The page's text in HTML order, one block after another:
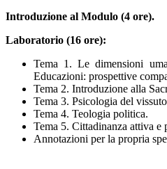
Introduzione al Modulo (4 ore).
Laboratorio (16 ore):
Tema 1. Le dimensioni
Educazioni: prospettive
Tema 2. Introduzione alla
Tema 3. Psicologia del
Tema 4. Teologia politica.
Tema 5. Cittadinanza attiva e
Annotazioni per la propria